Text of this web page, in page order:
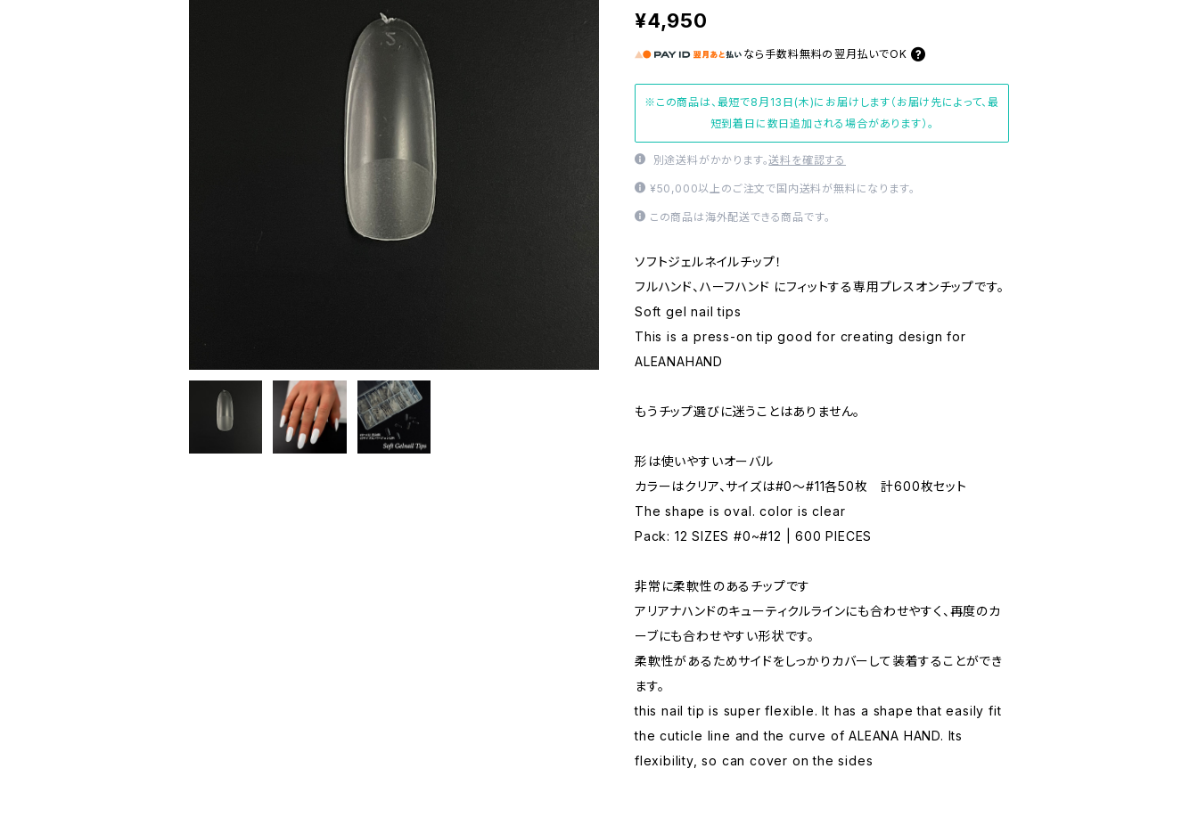
¥4,950
なら 手数料無料の 翌月払いでOK
※この商品は、最短で8月13日(木)にお届けします（お届け先によって、最
短到着日に数日追加される場合があります）。
別途送料がかかります。送料を確認する
¥50,000以上のご注文で国内送料が無料になります。
この商品は海外配送できる商品です。
ソフトジェルネイルチップ！
フルハンド、ハーフハンド にフィットする専用プレスオンチップです。
Soft gel nail tips
This is a press-on tip good for creating design for
ALEANAHAND
もうチップ選びに迷うことはありません。
形は使いやすいオーバル
カラーはクリア、サイズは#0〜#11各50枚 計600枚セット
The shape is oval. color is clear
Pack: 12 SIZES #0~#12 | 600 PIECES
非常に柔軟性のあるチップです
アリアナハンドのキューティクルラインにも合わせやすく、再度のカ
ーブにも合わせやすい形状です。
柔軟性があるためサイドをしっかりカバーして装着することができ
ます。
this nail tip is super flexible. It has a shape that easily fit
the cuticle line and the curve of ALEANA HAND. Its
flexibility, so can cover on the sides